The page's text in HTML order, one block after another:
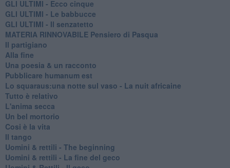
GLI ULTIMI - Ecco cinque
GLI ULTIMI - Le babbucce
GLI ULTIMI - Il senzatetto
MATERIA RINNOVABILE Pensiero di Pasqua
Il partigiano
Alla fine
Una poesia & un racconto
Pubblicare humanum est
Lo squaraus:una notte sul vaso - La nuit africaine
Tutto è relativo
L'anima secca
Un bel mortorio
Cosi è la vita
Il tango
​Uomini & rettili - The beginning
​Uomini & rettili - La fine del geco